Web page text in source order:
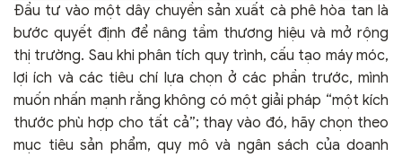
Đầu tư vào một dây chuyền sản xuất cà phê hòa tan là
bước quyết định để nâng tầm thương hiệu và mở rộng
thị trường. Sau khi phân tích quy trình, cấu tạo máy móc,
lợi ích và các tiêu chí lựa chọn ở các phần trước, mình
muốn nhấn mạnh rằng không có một giải pháp “một kích
thước phù hợp cho tất cả”; thay vào đó, hãy chọn theo
mục tiêu sản phẩm, quy mô và ngân sách của doanh